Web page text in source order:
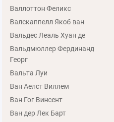
Валлоттон Феликс
Валскаппелл Якоб ван
Вальдес Леаль Хуан де
Вальдмюллер Фердинанд
Георг
Вальта Луи
Ван Аелст Виллем
Ван Гог Винсент
Ван дер Лек Барт